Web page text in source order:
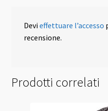
Devieffettuare l’accesso
recensione.
Prodotti correlati